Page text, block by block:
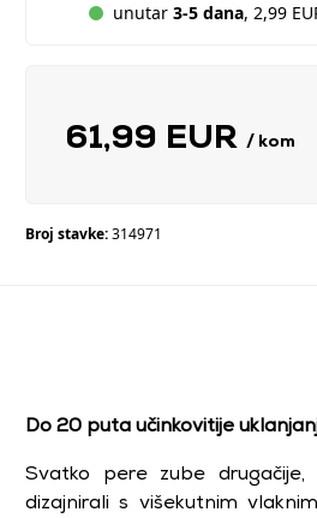
unutar 3-5 dana, 2,99
61,99 EUR / kom
Broj stavke:314971
Do 20 puta učinkovitije
Svatko pere zube
dizajnirali s višekutnim